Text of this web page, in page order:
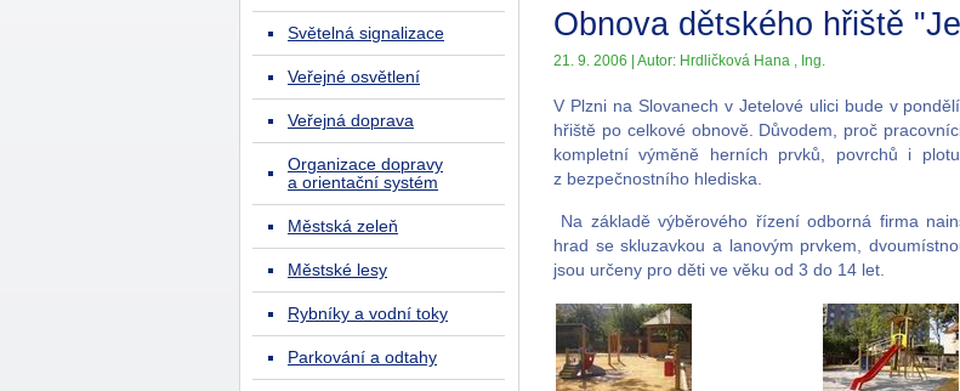
Obnova dětského hřiště
21. 9. 2006 | Autor: Hrdličková Hana , Ing.
V Plzni na Slovanech v Jetelové ulici bude v
hřiště po celkové obnově. Důvodem, proč
kompletní výměně herních prvků, povrchů i
z bezpečnostního hlediska.
Na základě výběrového řízení odborná firma
hrad se skluzavkou a lanovým prvkem,
jsou určeny pro děti ve věku od 3 do 14 let.
Světelná signalizace
Veřejné osvětlení
Veřejná doprava
Organizace dopravy
a orientační systém
Městská zeleň
Městské lesy
Rybníky a vodní toky
Parkování a odtahy